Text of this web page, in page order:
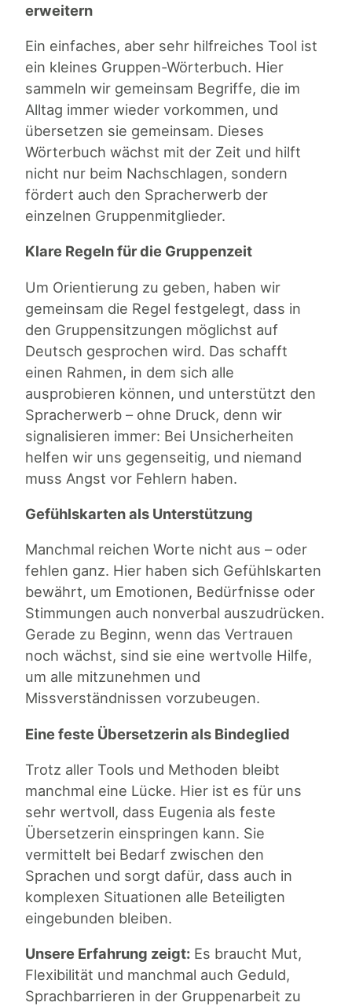
erweitern
Ein einfaches, aber sehr hilfreiches Tool ist
ein kleines Gruppen-Wörterbuch. Hier
sammeln wir gemeinsam Begriffe, die im
Alltag immer wieder vorkommen, und
übersetzen sie gemeinsam. Dieses
Wörterbuch wächst mit der Zeit und hilft
nicht nur beim Nachschlagen, sondern
fördert auch den Spracherwerb der
einzelnen Gruppenmitglieder.
Klare Regeln für die Gruppenzeit
Um Orientierung zu geben, haben wir
gemeinsam die Regel festgelegt, dass in
den Gruppensitzungen möglichst auf
Deutsch gesprochen wird. Das schafft
einen Rahmen, in dem sich alle
ausprobieren können, und unterstützt den
Spracherwerb – ohne Druck, denn wir
signalisieren immer: Bei Unsicherheiten
helfen wir uns gegenseitig, und niemand
muss Angst vor Fehlern haben.
Gefühlskarten als Unterstützung
Manchmal reichen Worte nicht aus – oder
fehlen ganz. Hier haben sich Gefühlskarten
bewährt, um Emotionen, Bedürfnisse oder
Stimmungen auch nonverbal auszudrücken.
Gerade zu Beginn, wenn das Vertrauen
noch wächst, sind sie eine wertvolle Hilfe,
um alle mitzunehmen und
Missverständnissen vorzubeugen.
Eine feste Übersetzerin als Bindeglied
Trotz aller Tools und Methoden bleibt
manchmal eine Lücke. Hier ist es für uns
sehr wertvoll, dass Eugenia als feste
Übersetzerin einspringen kann. Sie
vermittelt bei Bedarf zwischen den
Sprachen und sorgt dafür, dass auch in
komplexen Situationen alle Beteiligten
eingebunden bleiben.
Unsere Erfahrung zeigt: Es braucht Mut,
Flexibilität und manchmal auch Geduld,
Sprachbarrieren in der Gruppenarbeit zu